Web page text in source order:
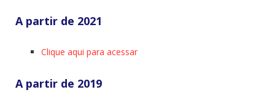
A partir de 2021
Clique aqui para acessar
A partir de 2019